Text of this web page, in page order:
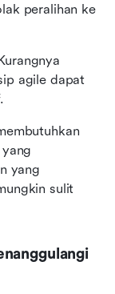
peralihan ke
agile dapat
yang
sulit